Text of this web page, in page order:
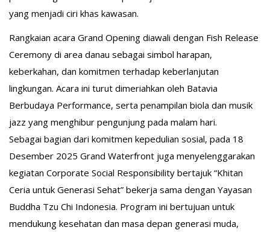
yang menjadi ciri khas kawasan.
Rangkaian acara Grand Opening diawali dengan Fish Release
Ceremony di area danau sebagai simbol harapan,
keberkahan, dan komitmen terhadap keberlanjutan
lingkungan. Acara ini turut dimeriahkan oleh Batavia
Berbudaya Performance, serta penampilan biola dan musik
jazz yang menghibur pengunjung pada malam hari.
Sebagai bagian dari komitmen kepedulian sosial, pada 18
Desember 2025 Grand Waterfront juga menyelenggarakan
kegiatan Corporate Social Responsibility bertajuk “Khitan
Ceria untuk Generasi Sehat” bekerja sama dengan Yayasan
Buddha Tzu Chi Indonesia. Program ini bertujuan untuk
mendukung kesehatan dan masa depan generasi muda,